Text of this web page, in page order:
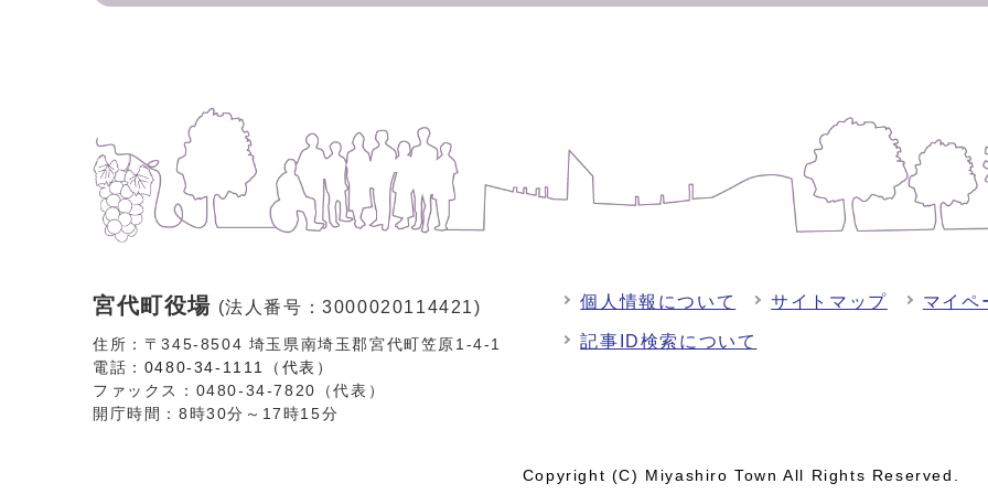
宮代町役場 (法人番号：3000020114421)
住所：〒345-8504 埼玉県南埼玉郡宮代町笠原1-4-1
電話： 0480-34-1111（代表）
ファックス：0480-34-7820（代表）
開庁時間：8時30分～17時15分
個人情報について サイトマップ マイペ
記事ID検索について
Copyright (C) Miyashiro Town All Rights Reserved.